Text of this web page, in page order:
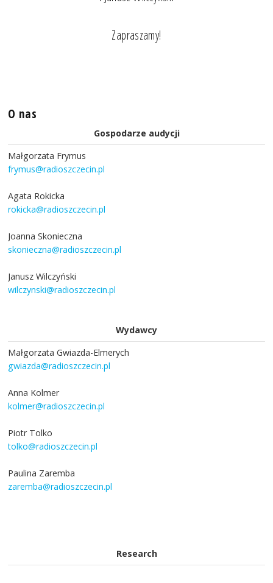
Zapraszamy!
O nas
Gospodarze audycji
Małgorzata Frymus
frymus@radioszczecin.pl
Agata Rokicka
rokicka@radioszczecin.pl
Joanna Skonieczna
skonieczna@radioszczecin.pl
Janusz Wilczyński
wilczynski@radioszczecin.pl
Wydawcy
Małgorzata Gwiazda-Elmerych
gwiazda@radioszczecin.pl
Anna Kolmer
kolmer@radioszczecin.pl
Piotr Tolko
tolko@radioszczecin.pl
Paulina Zaremba
zaremba@radioszczecin.pl
Research